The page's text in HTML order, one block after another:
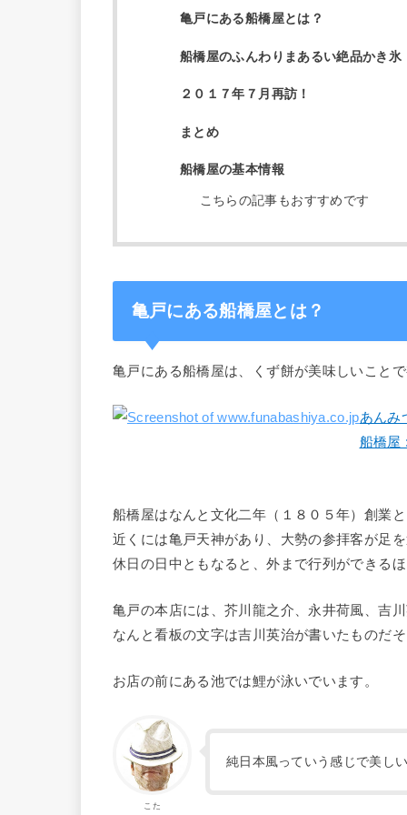
亀戸にある船橋屋とは？
船橋屋のふんわりまあるい絶品かき氷
２０１７年７月再訪！
まとめ
船橋屋の基本情報
こちらの記事もおすすめです
亀戸にある船橋屋とは？
亀戸にある船橋屋は、くず餅が美味しいこと
あんみ
船橋屋
船橋屋はなんと文化二年（１８０５年）創業
近くには亀戸天神があり、大勢の参拝客が足
休日の日中ともなると、外まで行列ができる
亀戸の本店には、芥川龍之介、永井荷風、吉
なんと看板の文字は吉川英治が書いたものだ
お店の前にある池では鯉が泳いでいます。
こた
純日本風っていう感じで美し